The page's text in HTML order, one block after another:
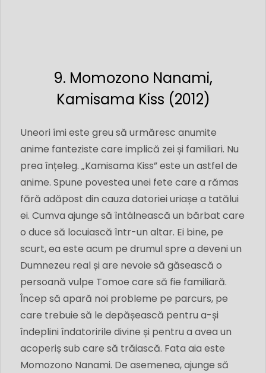
9. Momozono Nanami,
Kamisama Kiss (2012)
Uneori îmi este greu să urmăresc anumite
anime fanteziste care implică zei și familiari. Nu
prea înțeleg. „Kamisama Kiss” este un astfel de
anime. Spune povestea unei fete care a rămas
fără adăpost din cauza datoriei uriașe a tatălui
ei. Cumva ajunge să întâlnească un bărbat care
o duce să locuiască într-un altar. Ei bine, pe
scurt, ea este acum pe drumul spre a deveni un
Dumnezeu real și are nevoie să găsească o
persoană vulpe Tomoe care să fie familiară.
Încep să apară noi probleme pe parcurs, pe
care trebuie să le depășească pentru a-și
îndeplini îndatoririle divine și pentru a avea un
acoperiș sub care să trăiască. Fata aia este
Momozono Nanami. De asemenea, ajunge să